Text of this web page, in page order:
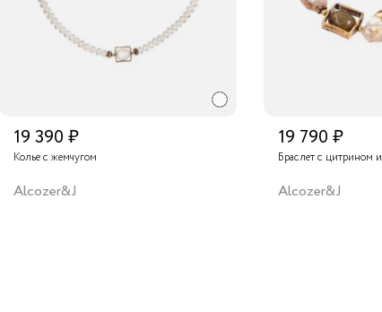
19 390 ₽
Колье с жемчугом
Alcozer&J
19 790 ₽
Браслет с цитрином
Alcozer&J